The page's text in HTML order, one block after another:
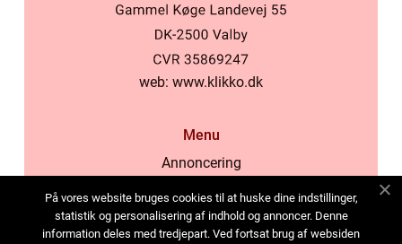
web: www.klikko.dk
Menu
Annoncering
Cookies
Kontakt os
På vores website bruges cookies til at huske dine indstillinger,
statistik og personalisering af indhold og annoncer. Denne
information deles med tredjepart. Ved fortsat brug af websiden